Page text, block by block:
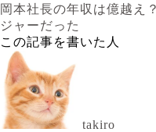
岡本社長の年収は億越え
ジャーだった
この記事を書いた人
takiro